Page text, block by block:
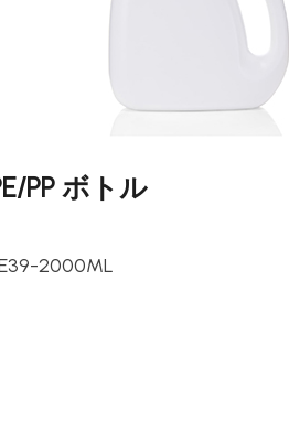
PP ボトル
2000ML